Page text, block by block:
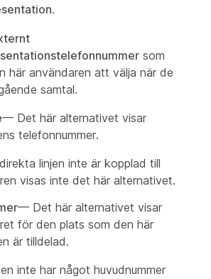
.
som
här användaren att välja när de
samtal.
— Det här alternativet visar
telefonnummer.
linjen inte är kopplad till
visas inte det här alternativet.
— Det här alternativet visar
för den plats som den här
är tilldelad.
inte har något huvudnummer